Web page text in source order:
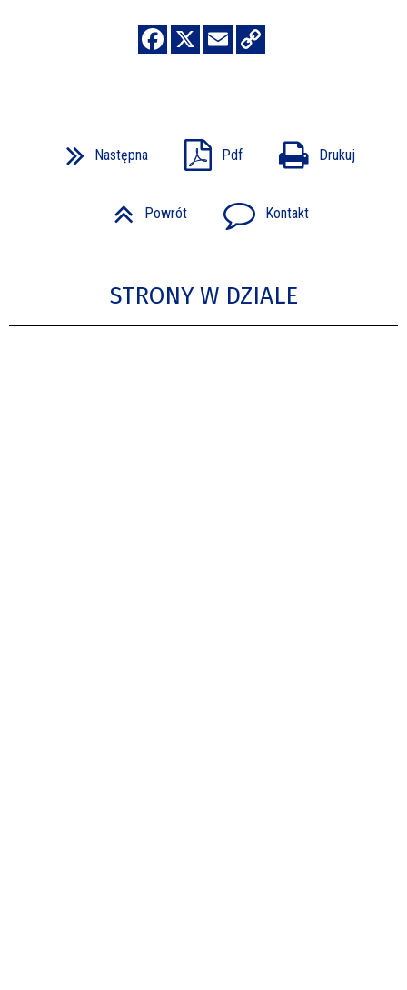
Następna Pdf Drukuj
Powrót Kontakt
STRONY W DZIALE